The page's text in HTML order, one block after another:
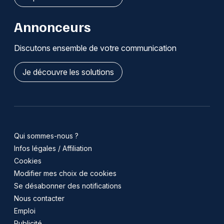
Annonceurs
Discutons ensemble de votre communication
Je découvre les solutions
Qui sommes-nous ?
Infos légales / Affiliation
Cookies
Modifier mes choix de cookies
Se désabonner des notifications
Nous contacter
Emploi